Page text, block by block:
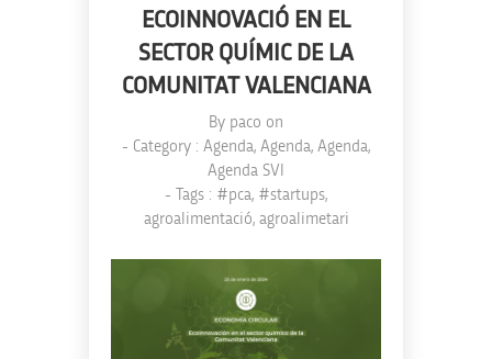
ECOINNOVACIÓ EN EL
SECTOR QUÍMIC DE LA
COMUNITAT VALENCIANA
By paco on
- Category : Agenda, Agenda, Agenda,
Agenda SVI
- Tags : #pca, #startups,
agroalimentació, agroalimetari